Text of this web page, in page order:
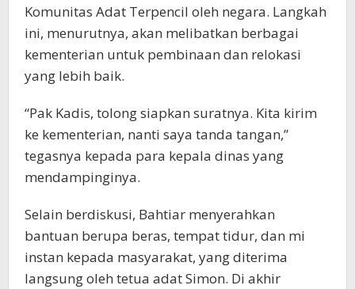
Komunitas Adat Terpencil oleh negara. Langkah
ini, menurutnya, akan melibatkan berbagai
kementerian untuk pembinaan dan relokasi
yang lebih baik.
“Pak Kadis, tolong siapkan suratnya. Kita kirim
ke kementerian, nanti saya tanda tangan,”
tegasnya kepada para kepala dinas yang
mendampinginya.
Selain berdiskusi, Bahtiar menyerahkan
bantuan berupa beras, tempat tidur, dan mi
instan kepada masyarakat, yang diterima
langsung oleh tetua adat Simon. Di akhir